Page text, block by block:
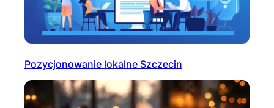
Pozycjonowanie lokalne Szczecin